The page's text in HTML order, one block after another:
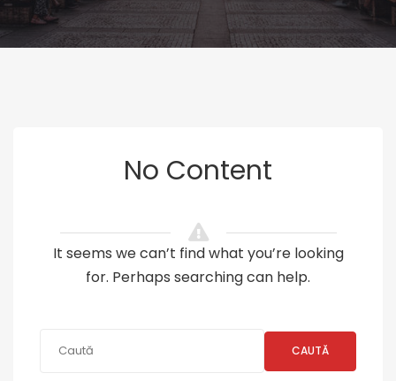
No Content
It seems we can’t find what you’re looking
for. Perhaps searching can help.
CAUTĂ